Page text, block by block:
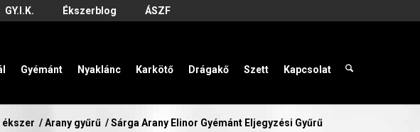
GY.I.K. Ékszerblog ÁSZF
Gyémánt Nyaklánc Karkötő Drágakő Szett Kapcsolat
ékszer / Arany gyűrű / Sárga Arany Elinor Gyémánt Eljegyzési Gyűrű